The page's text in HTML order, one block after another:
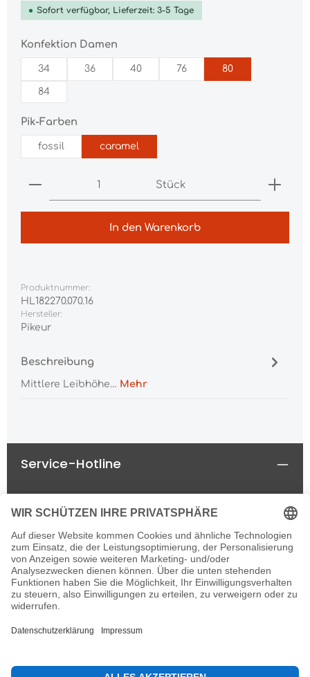
Sofort verfügbar, Lieferzeit: 3-5 Tage
Konfektion Damen
34 36 40 76 80
84
Pik-Farben
fossil caramel
Produkt Anzahl: Gib den gewünschten
Stück
In den Warenkorb
Produktnummer:
HL182270.070.16
Hersteller:
Pikeur
Beschreibung
Mittlere Leibhöhe… Mehr
Service-Hotline
Rechtliches
Informationen
Newsletter